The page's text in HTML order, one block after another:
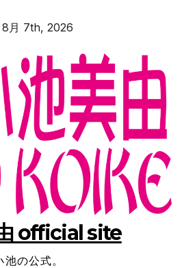
8月 7th, 2026
official site
池の公式。